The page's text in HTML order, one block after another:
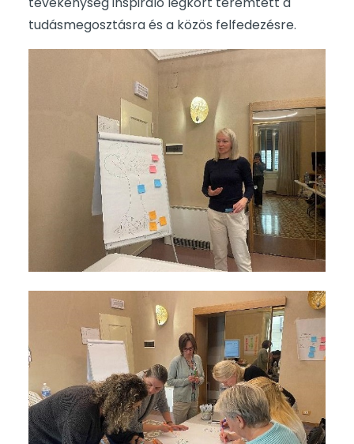
tudásmegosztásra és a közös felfedezésre.